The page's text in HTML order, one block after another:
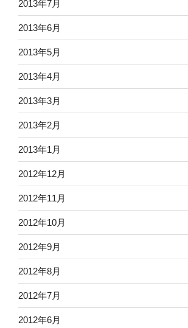
2013年7月
2013年6月
2013年5月
2013年4月
2013年3月
2013年2月
2013年1月
2012年12月
2012年11月
2012年10月
2012年9月
2012年8月
2012年7月
2012年6月